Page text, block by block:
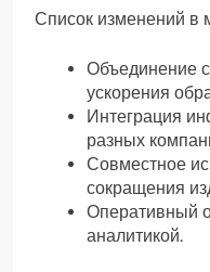
Список изменений в
Объединение
ускорения
Интеграция
разных
Совместное
сокращения
Оперативный
аналитикой.